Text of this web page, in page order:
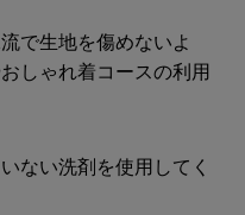
で生地を傷めないよ
しゃれ着コースの利用
ない洗剤を使用してく